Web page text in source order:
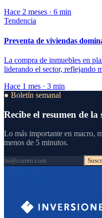
Hace 2 meses · 6 min
Tendencia
Preventa de viviendas
La compra de inmuebles en
liderando el sector, reflejando
Hace 1 mes · 3 min
● Boletín semanal
Recibe el resumen de
Lo más importante en macro,
menos de 5 minutos.